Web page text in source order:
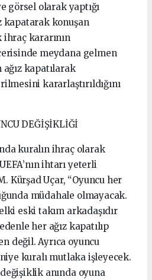
görsel olarak yaptığı
kapatarak konuşan
ihraç kararının
meydana gelmen
kapatılarak
kararlaştırıldığını
DEĞİŞİKLİĞİ
kuralın ihraç olarak
ihtarı yeterli
Kürşad Uçar, “Oyuncu her
müdahale olmayacak.
eski takım arkadaşıdır
her ağız kapatılıp
değil. Ayrıca oyuncu
kuralı mutlaka işleyecek.
anında oyuna